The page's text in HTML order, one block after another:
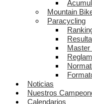
Mountain
Paracycling
Master
Noticias
Nuestros
Calendarios